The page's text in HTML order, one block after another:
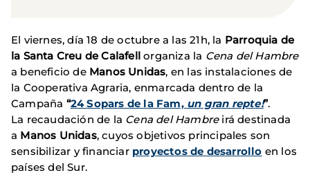
El viernes, día 18 de octubre a las 21h, la Parroquia de
la Santa Creu de Calafell organiza la Cena del Hambre
a beneficio de Manos Unidas, en las instalaciones de
la Cooperativa Agraria, enmarcada dentro de la
Campaña “24 Sopars de la Fam, un gran repte!”.
La recaudación de la Cena del Hambreirá destinada
a Manos Unidas, cuyos objetivos principales son
sensibilizar y financiar proyectos de desarrollo en los
países del Sur.